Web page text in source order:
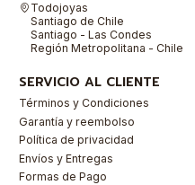
Todojoyas
Santiago de Chile
Santiago - Las Condes
Región Metropolitana - Chile
SERVICIO AL CLIENTE
Términos y Condiciones
Garantía y reembolso
Política de privacidad
Envíos y Entregas
Formas de Pago